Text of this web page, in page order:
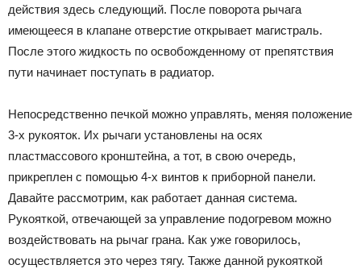
действия здесь следующий. После поворота рычага
имеющееся в клапане отверстие открывает магистраль.
После этого жидкость по освобожденному от препятствия
пути начинает поступать в радиатор.
Непосредственно печкой можно управлять, меняя положение
3-х рукояток. Их рычаги установлены на осях
пластмассового кронштейна, а тот, в свою очередь,
прикреплен с помощью 4-х винтов к приборной панели.
Давайте рассмотрим, как работает данная система.
Рукояткой, отвечающей за управление подогревом можно
воздействовать на рычаг грана. Как уже говорилось,
осуществляется это через тягу. Также данной рукояткой